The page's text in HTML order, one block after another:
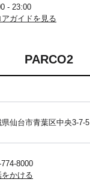
- 23:00
アガイドを見る
PARCO2
県仙台市青葉区中央3-7-5
8000
をかける